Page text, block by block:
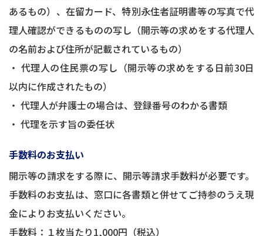
あるもの）、在留カード、特別永住者証明書等の写真で代
理人確認ができるものの写し（開示等の求めをする代理人
の名前および住所が記載されているもの）
・ 代理人の住民票の写し（開示等の求めをする日前30日
以内に作成されたもの）
・ 代理人が弁護士の場合は、登録番号のわかる書類
・ 代理を示す旨の委任状
手数料のお支払い
開示等の請求をする際に、開示等請求手数料が必要です。
手数料のお支払は、窓口に各書類と併せてご持参のうえ現
金によりお支払いください。
手数料：１枚当たり1,000円（税込）